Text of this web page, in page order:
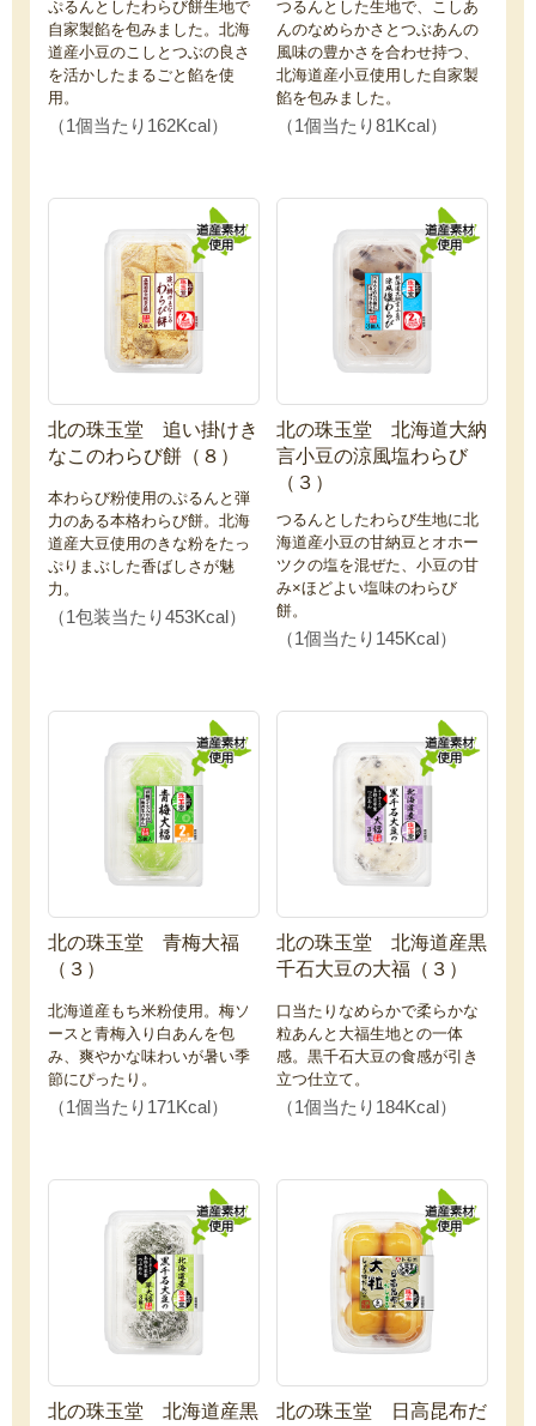
ぷるんとしたわらび餅生地で
自家製餡を包みました。北海
道産小豆のこしとつぶの良さ
を活かしたまるごと餡を使
用。
（1個当たり162Kcal）
つるんとした生地で、こしあ
んのなめらかさとつぶあんの
風味の豊かさを合わせ持つ、
北海道産小豆使用した自家製
餡を包みました。
（1個当たり81Kcal）
北の珠玉堂 追い掛けき
なこのわらび餅（８）
本わらび粉使用のぷるんと弾
力のある本格わらび餅。北海
道産大豆使用のきな粉をたっ
ぷりまぶした香ばしさが魅
力。
（1包装当たり453Kcal）
北の珠玉堂 北海道大納
言小豆の涼風塩わらび
（３）
つるんとしたわらび生地に北
海道産小豆の甘納豆とオホー
ツクの塩を混ぜた、小豆の甘
み×ほどよい塩味のわらび
餅。
（1個当たり145Kcal）
北の珠玉堂 青梅大福
（３）
北海道産もち米粉使用。梅ソ
ースと青梅入り白あんを包
み、爽やかな味わいが暑い季
節にぴったり。
（1個当たり171Kcal）
北の珠玉堂 北海道産黒
千石大豆の大福（３）
口当たりなめらかで柔らかな
粒あんと大福生地との一体
感。黒千石大豆の食感が引き
立つ仕立て。
（1個当たり184Kcal）
北の珠玉堂 北海道産黒
北の珠玉堂 日高昆布だ